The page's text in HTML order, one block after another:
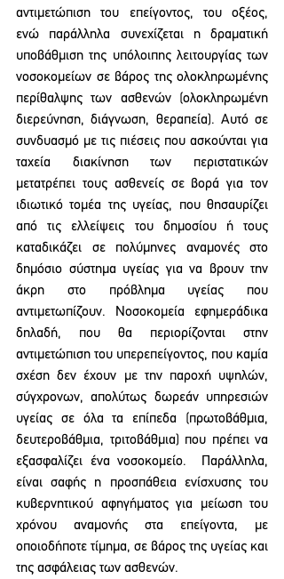
αντιμετώπιση του επείγοντος, του οξέος,
ενώ παράλληλα συνεχίζεται η δραματική
υποβάθμιση της υπόλοιπης λειτουργίας των
νοσοκομείων σε βάρος της ολοκληρωμένης
περίθαλψης των ασθενών (ολοκληρωμένη
διερεύνηση, διάγνωση, θεραπεία). Αυτό σε
συνδυασμό με τις πιέσεις που ασκούνται για
ταχεία διακίνηση των περιστατικών
μετατρέπει τους ασθενείς σε βορά για τον
ιδιωτικό τομέα της υγείας, που θησαυρίζει
από τις ελλείψεις του δημοσίου ή τους
καταδικάζει σε πολύμηνες αναμονές στο
δημόσιο σύστημα υγείας για να βρουν την
άκρη στο πρόβλημα υγείας που
αντιμετωπίζουν. Νοσοκομεία εφημεράδικα
δηλαδή, που θα περιορίζονται στην
αντιμετώπιση του υπερεπείγοντος, που καμία
σχέση δεν έχουν με την παροχή υψηλών,
σύγχρονων, απολύτως δωρεάν υπηρεσιών
υγείας σε όλα τα επίπεδα (πρωτοβάθμια,
δευτεροβάθμια, τριτοβάθμια) που πρέπει να
εξασφαλίζει ένα νοσοκομείο.  Παράλληλα,
είναι σαφής η προσπάθεια ενίσχυσης του
κυβερνητικού αφηγήματος για μείωση του
χρόνου αναμονής στα επείγοντα, με
οποιοδήποτε τίμημα, σε βάρος της υγείας και
της ασφάλειας των ασθενών.